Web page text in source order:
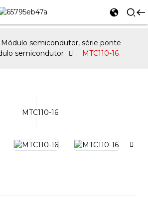
Módulo semicondutor, série ponte
semicondutor MTC110-16